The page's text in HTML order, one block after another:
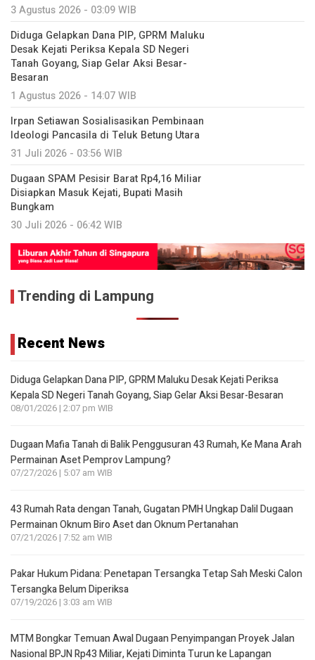
3 Agustus 2026 - 03:09 WIB
Diduga Gelapkan Dana PIP, GPRM Maluku
Desak Kejati Periksa Kepala SD Negeri
Tanah Goyang, Siap Gelar Aksi Besar-
Besaran
1 Agustus 2026 - 14:07 WIB
Irpan Setiawan Sosialisasikan Pembinaan
Ideologi Pancasila di Teluk Betung Utara
31 Juli 2026 - 03:56 WIB
Dugaan SPAM Pesisir Barat Rp4,16 Miliar
Disiapkan Masuk Kejati, Bupati Masih
Bungkam
30 Juli 2026 - 06:42 WIB
Trending di Lampung
Recent News
Diduga Gelapkan Dana PIP, GPRM Maluku Desak Kejati Periksa
Kepala SD Negeri Tanah Goyang, Siap Gelar Aksi Besar-Besaran
08/01/2026 | 2:07 pm WIB
Dugaan Mafia Tanah di Balik Penggusuran 43 Rumah, Ke Mana Arah
Permainan Aset Pemprov Lampung?
07/27/2026 | 5:07 am WIB
43 Rumah Rata dengan Tanah, Gugatan PMH Ungkap Dalil Dugaan
Permainan Oknum Biro Aset dan Oknum Pertanahan
07/21/2026 | 7:52 am WIB
Pakar Hukum Pidana: Penetapan Tersangka Tetap Sah Meski Calon
Tersangka Belum Diperiksa
07/19/2026 | 3:03 am WIB
MTM Bongkar Temuan Awal Dugaan Penyimpangan Proyek Jalan
Nasional BPJN Rp43 Miliar, Kejati Diminta Turun ke Lapangan